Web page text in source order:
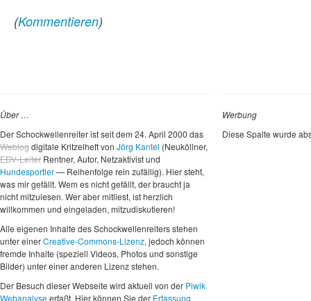
(Kommentieren)
Über …
Der Schockwellenreiter ist seit dem 24. April 2000 das
Weblogdigitale Kritzelheft von Jörg Kantel (Neuköllner,
EDV-Leiter Rentner, Autor, Netzaktivist und
Hundesportler— Reihenfolge rein zufällig). Hier steht,
was mir gefällt. Wem es nicht gefällt, der braucht ja
nicht mitzulesen. Wer aber mitliest, ist herzlich
willkommen und eingeladen, mitzudiskutieren!
Alle eigenen Inhalte des Schockwellenreiters stehen
unter einerCreative-Commons-Lizenz, jedoch können
fremde Inhalte (speziell Videos, Photos und sonstige
Bilder) unter einer anderen Lizenz stehen.
Der Besuch dieser Webseite wird aktuell von der Piwik
Webanalyseerfaßt. Hier können Sie der Erfassung
Werbung
Diese Spalte wurde